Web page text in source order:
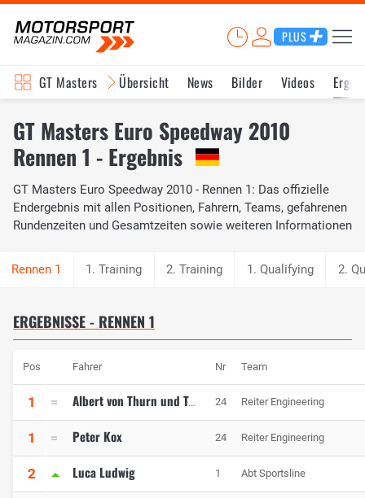
PLUS
GT Masters Übersicht News Bilder Videos
GT Masters Euro Speedway 2010
Rennen 1 - Ergebnis
GT Masters Euro Speedway 2010 - Rennen 1: Das offizielle
Endergebnis mit allen Positionen, Fahrern, Teams, gefahrenen
Rundenzeiten und Gesamtzeiten sowie weiteren Informationen
1. Training 2. Training 1. Qualifying 2.
ERGEBNISSE - RENNEN 1
Pos Fahrer Nr Team
1 Albert von Thurn und Taxis 24 Reiter Engineering
1 Peter Kox 24 Reiter Engineering
2 Luca Ludwig 1 Abt Sportsline